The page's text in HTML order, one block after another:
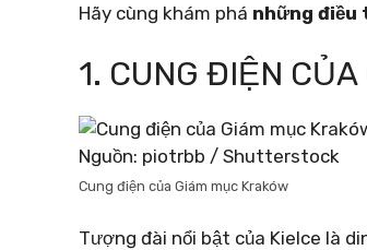
Hãy cùng khám phá những điều
1. CUNG ĐIỆN CỦA
Nguồn: piotrbb / Shutterstock
Cung điện của Giám mục Kraków
Tượng đài nổi bật của Kielce là